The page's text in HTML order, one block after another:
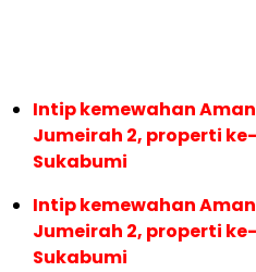
Intip kemewahan
Jumeirah 2, properti
Sukabumi
Intip kemewahan
Jumeirah 2, properti
Sukabumi